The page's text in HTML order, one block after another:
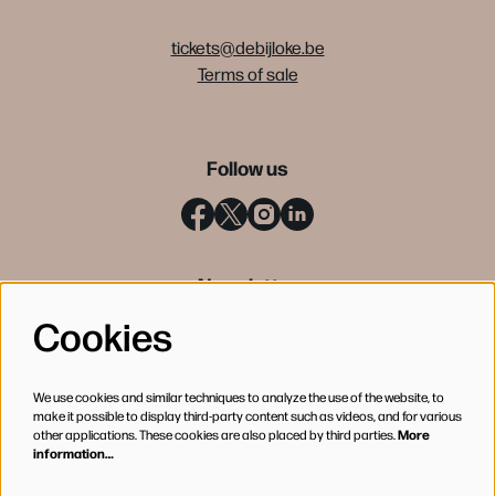
tickets@debijloke.be
Terms of sale
Follow us
Newsletter
Cookies
We use cookies and similar techniques to analyze the use of the website, to
make it possible to display third-party content such as videos, and for various
other applications. These cookies are also placed by third parties.More
information…